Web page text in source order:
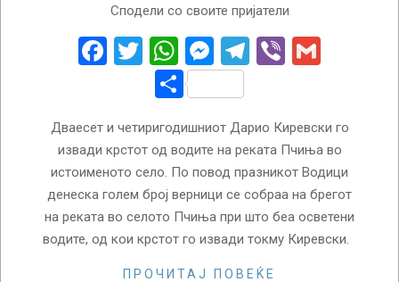
Сподели со своите пријатели
Facebook
Twitter
WhatsApp
Messenger
Telegram
Viber
Share
Дваесет и четиригодишниот Дарио Киревски го
извади крстот од водите на реката Пчиња во
истоименото село. По повод празникот Водици
денеска голем број верници се собраа на брегот
на реката во селото Пчиња при што беа осветени
водите, од кои крстот го извади токму Киревски.
ПРОЧИТАЈ ПОВЕЌЕ